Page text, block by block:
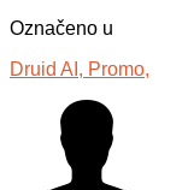
Označeno u
Druid AI, Promo,